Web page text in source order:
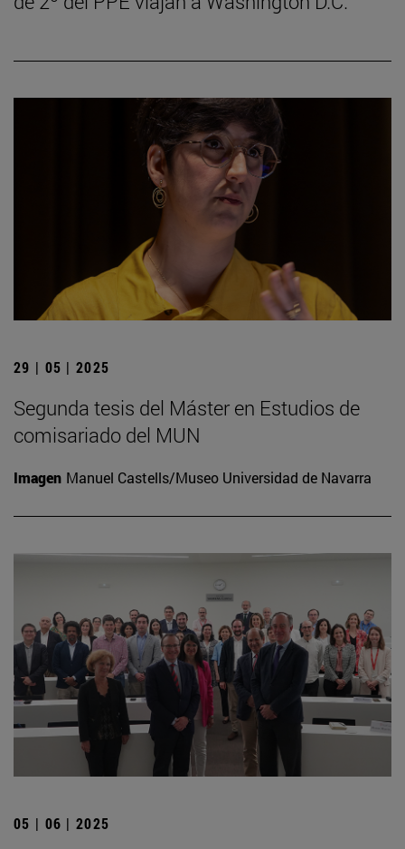
29 | 05 | 2025
Segunda tesis del Máster en Estudios de
comisariado del MUN
Imagen Manuel Castells/Museo Universidad de Navarra
05 | 06 | 2025